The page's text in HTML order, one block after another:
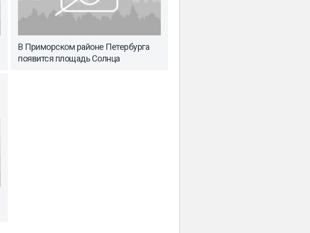
В Приморском районе Петербурга
появится площадь Солнца